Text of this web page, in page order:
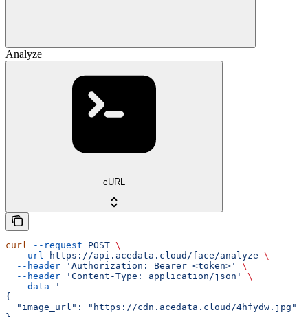
Analyze
cURL
curl --request POST \
  --url
https://api.acedata.cloud/face/analyze \
  --header
'Authorization: Bearer <token>'
\
  --header
'Content-Type: application/json'
\
  --data
'
{
  "image_url": "https://cdn.acedata.cloud/4hfydw.jpg"